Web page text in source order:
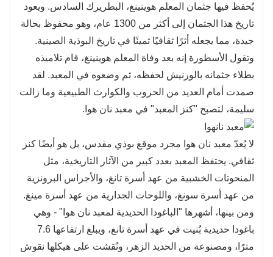
يُحفظ فيها جثمان المعلم هوينينغ، البطريرك السادس. ويعود
تاريخ هذا الجثمان إلى أكثر من 1300 عام، وهو محفوظ بحالة
جيدة، مما يجعله أثرًا ثقافيًا ثمينًا في تاريخ البوذية الصينية.
وتقول الأسطورة إنه بعد وفاة المعلم هوينينغ، قام تلاميذه
بطلاء جثمانه بالورنيش لحفظه، ثم وضعوه في المعبد. لقد
صمدت أمام العديد من الحروب والكوارث الطبيعية وما زالت
سليمة، لتصبح "كنز المعبد" في معبد نان هوا.
لا يُعدّ معبد نان هوا مجرد موقع بوذي مقدس، بل هو أيضًا كنز
ثقافي. يحتفظ المعبد بعدد كبير من الآثار التاريخية، مثل
المنحوتات الخشبية من عهد أسرة تانغ، والأجراس البرونزية
من عهد أسرة سونغ، واللوحات الجدارية من عهد أسرة مينغ.
ومن بينها، أشهرها "الباغودا الحديدية لمعبد نان هوا" - وهي
باغودا حديدية بُنيت في عهد أسرة تانغ، ويبلغ ارتفاعها 7.6
مترًا، ومصنوعة من الحديد الزهر، ونُقشت على هيكلها نقوش